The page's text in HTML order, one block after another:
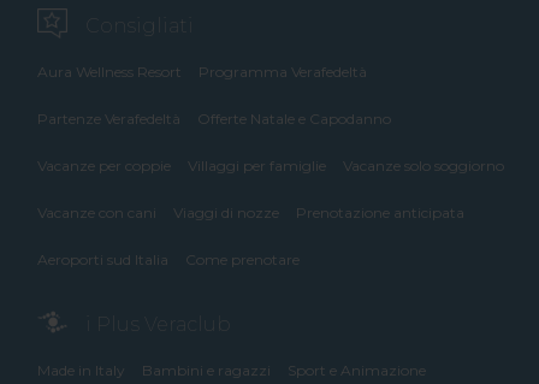
Consigliati
Aura Wellness Resort Programma Verafedeltà
Partenze Verafedeltà Offerte Natale e Capodanno
Vacanze per coppie Villaggi per famiglie Vacanze solo soggiorno
Vacanze con cani Viaggi di nozze Prenotazione anticipata
Aeroporti sud Italia Come prenotare
i Plus Veraclub
Made in Italy Bambini e ragazzi Sport e Animazione